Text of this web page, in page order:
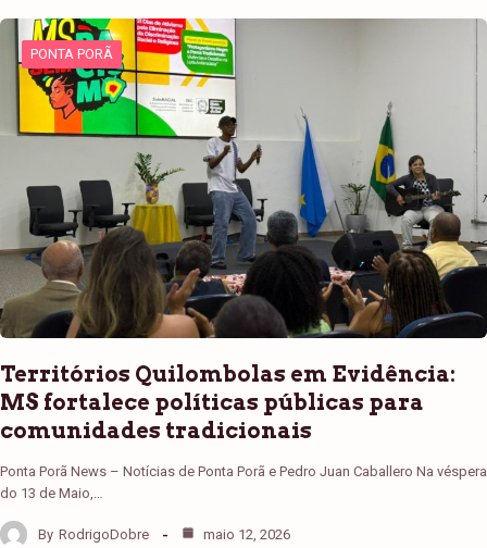
PONTA PORÃ
Territórios Quilombolas em Evidência:
MS fortalece políticas públicas para
comunidades tradicionais
Ponta Porã News – Notícias de Ponta Porã e Pedro Juan Caballero Na véspera
do 13 de Maio,…
By RodrigoDobre maio 12, 2026